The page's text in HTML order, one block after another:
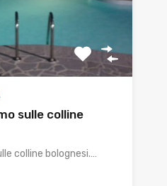
sulle colline
colline bolognesi.…